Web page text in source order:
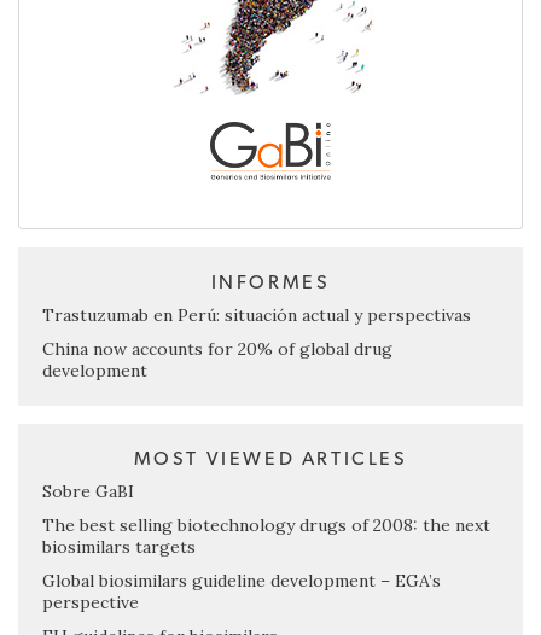
INFORMES
Trastuzumab en Perú: situación actual y perspectivas
China now accounts for 20% of global drug
development
MOST VIEWED ARTICLES
Sobre GaBI
The best selling biotechnology drugs of 2008: the next
biosimilars targets
Global biosimilars guideline development – EGA’s
perspective